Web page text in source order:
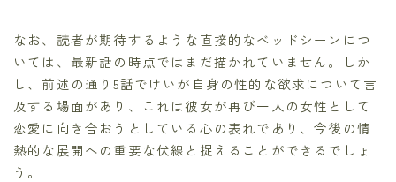
なお、読者が期待するような直接的なベッドシーンにつ
いては、最新話の時点ではまだ描かれていません。しか
し、前述の通り5話でけいが自身の性的な欲求について言
及する場面があり、これは彼女が再び一人の女性として
恋愛に向き合おうとしている心の表れであり、今後の情
熱的な展開への重要な伏線と捉えることができるでしょ
う。